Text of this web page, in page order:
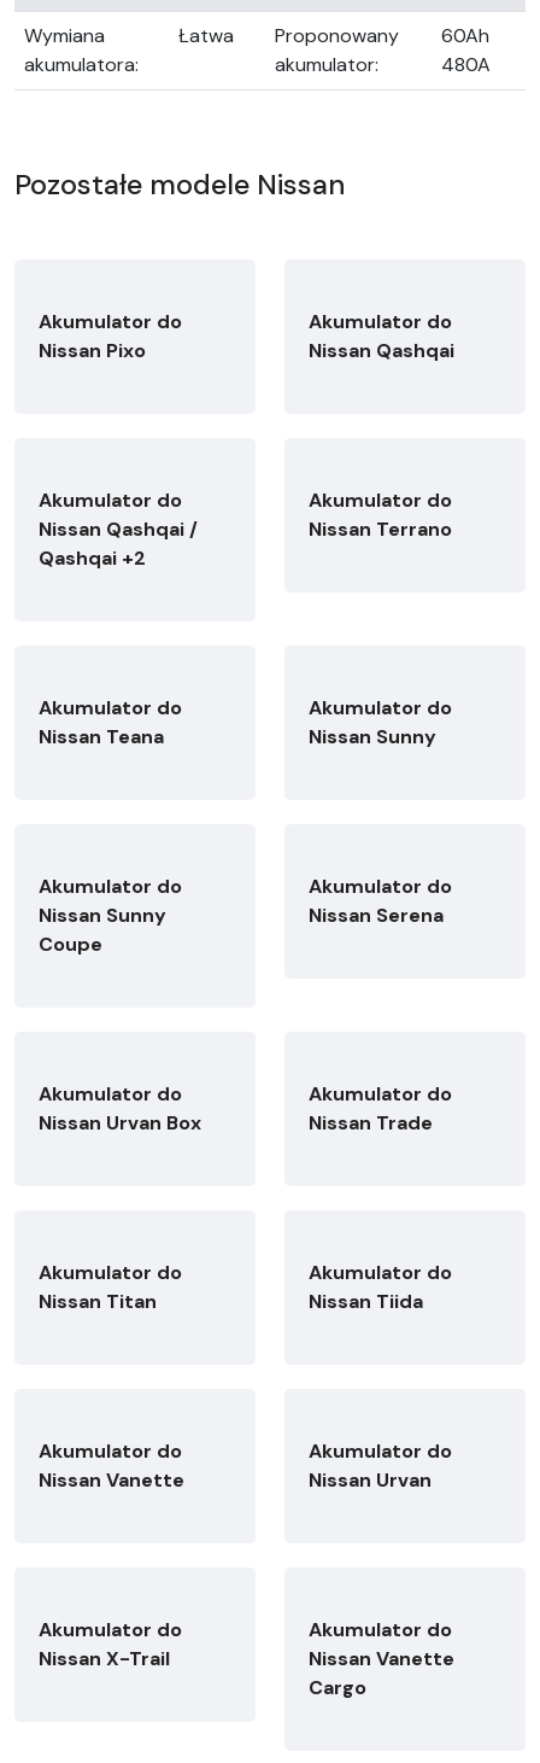
Wymiana
akumulatora:
Łatwa
Proponowany
akumulator:
60Ah
480A
Pozostałe modele Nissan
Akumulator do
Nissan Pixo
Akumulator do
Nissan Qashqai
Akumulator do
Nissan Qashqai /
Qashqai +2
Akumulator do
Nissan Terrano
Akumulator do
Nissan Teana
Akumulator do
Nissan Sunny
Akumulator do
Nissan Sunny
Coupe
Akumulator do
Nissan Serena
Akumulator do
Nissan Urvan Box
Akumulator do
Nissan Trade
Akumulator do
Nissan Titan
Akumulator do
Nissan Tiida
Akumulator do
Nissan Vanette
Akumulator do
Nissan Urvan
Akumulator do
Nissan X-Trail
Akumulator do
Nissan Vanette
Cargo